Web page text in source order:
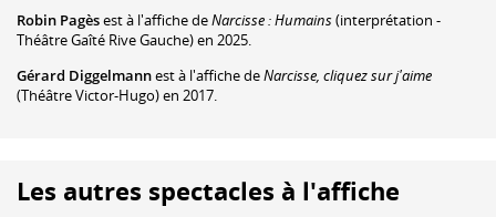
Robin Pagèsest à l'affiche deNarcisse : Humains(interprétation -
Théâtre Gaîté Rive Gauche) en 2025.
Gérard Diggelmannest à l'affiche deNarcisse, cliquez sur j'aime
(Théâtre Victor-Hugo) en 2017.
Les autres spectacles à l'affiche